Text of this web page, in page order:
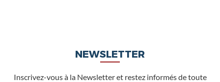
NEWSLETTER
Inscrivez-vous à la Newsletter et restez informés de toute